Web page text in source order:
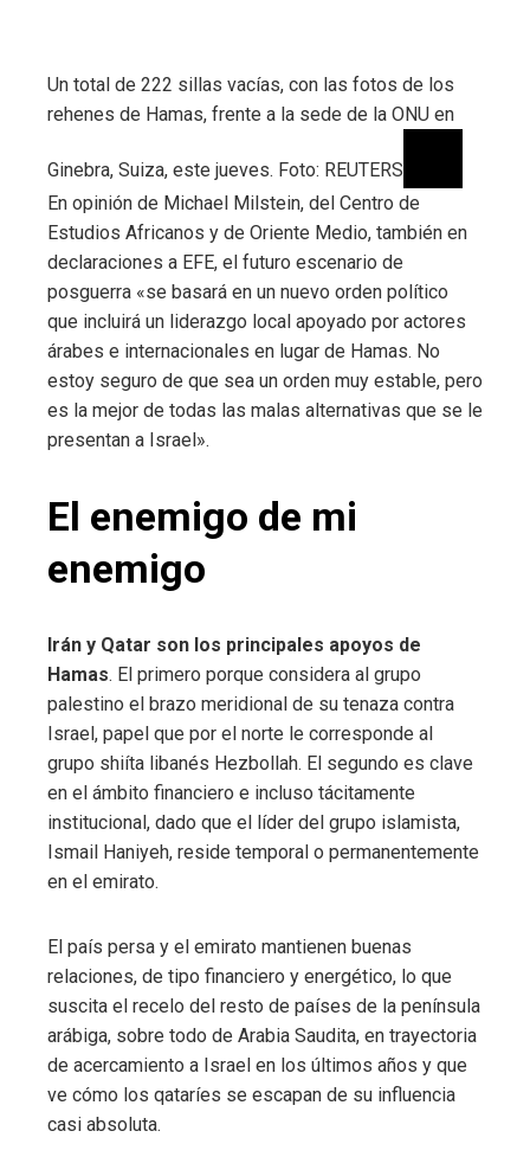
Un total de 222 sillas vacías, con las fotos de los
rehenes de Hamas, frente a la sede de la ONU en
Ginebra, Suiza, este jueves. Foto: REUTERS
En opinión de Michael Milstein, del Centro de
Estudios Africanos y de Oriente Medio, también en
declaraciones a EFE, el futuro escenario de
posguerra «se basará en un nuevo orden político
que incluirá un liderazgo local apoyado por actores
árabes e internacionales en lugar de Hamas. No
estoy seguro de que sea un orden muy estable, pero
es la mejor de todas las malas alternativas que se le
presentan a Israel».
El enemigo de mi
enemigo
Irán y Qatar son los principales apoyos de
Hamas. El primero porque considera al grupo
palestino el brazo meridional de su tenaza contra
Israel, papel que por el norte le corresponde al
grupo shiíta libanés Hezbollah. El segundo es clave
en el ámbito financiero e incluso tácitamente
institucional, dado que el líder del grupo islamista,
Ismail Haniyeh, reside temporal o permanentemente
en el emirato.
El país persa y el emirato mantienen buenas
relaciones, de tipo financiero y energético, lo que
suscita el recelo del resto de países de la península
arábiga, sobre todo de Arabia Saudita, en trayectoria
de acercamiento a Israel en los últimos años y que
ve cómo los qataríes se escapan de su influencia
casi absoluta.